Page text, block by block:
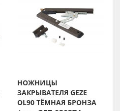
НОЖНИЦЫ
ЗАКРЫВАТЕЛЯ GEZE
OL90 ТЁМНАЯ БРОНЗА